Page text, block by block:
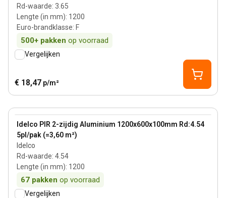
Rd-waarde: 3.65
Lengte (in mm): 1200
Euro-brandklasse: F
500+ pakken op voorraad
Vergelijken
€ 18,47 p/m²
Idelco PIR 2-zijdig Aluminium 1200x600x100mm Rd:4.54
5pl/pak (=3,60 m²)
Idelco
Rd-waarde: 4.54
Lengte (in mm): 1200
67 pakken op voorraad
View product
Vergelijken